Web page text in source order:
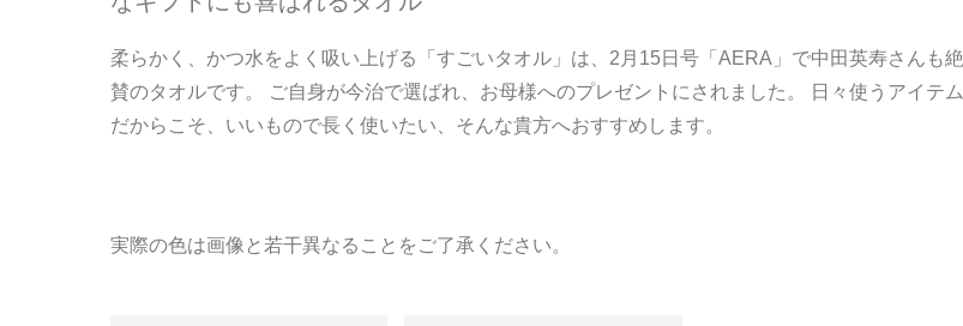
柔らかく、かつ水をよく吸い上げる「すごいタオル」は、2月15日号「AERA」で中田英寿さんも絶
賛のタオルです。 ご自身が今治で選ばれ、お母様へのプレゼントにされました。 日々使うアイテム
だからこそ、いいもので長く使いたい、そんな貴方へおすすめします。
実際の色は画像と若干異なることをご了承ください。